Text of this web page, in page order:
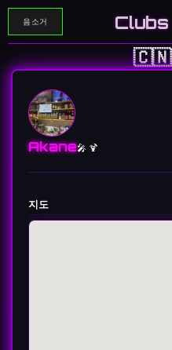
음소거 Clubs
🇨🇳
Akane🎤 🍹
지도